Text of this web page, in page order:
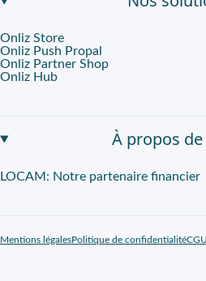
Onliz Store
Onliz Push Propal
Onliz Partner Shop
Onliz Hub
À propos
LOCAM: Notre partenaire financier
Mentions légalesPolitique de confidentialitéCGU